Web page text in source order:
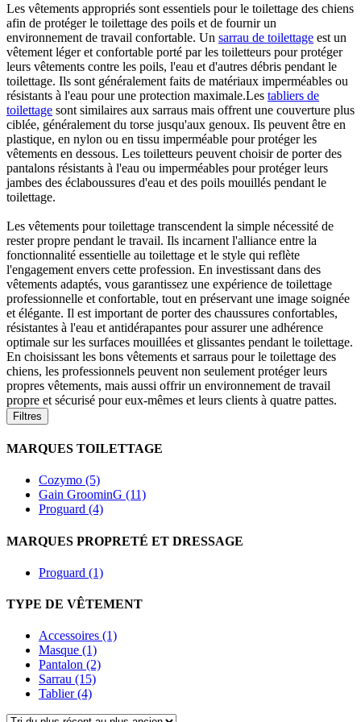
Les vêtements appropriés sont essentiels pour le toilettage des chiens
afin de protéger le toilettage des poils et de fournir un
environnement de travail confortable. Un sarrau de toilettage est un
vêtement léger et confortable porté par les toiletteurs pour protéger
leurs vêtements contre les poils, l'eau et d'autres débris pendant le
toilettage. Ils sont généralement faits de matériaux imperméables ou
résistants à l'eau pour une protection maximale.Les tabliers de
toilettage sont similaires aux sarraus mais offrent une couverture plus
ciblée, généralement du torse jusqu'aux genoux. Ils peuvent être en
plastique, en nylon ou en tissu imperméable pour protéger les
vêtements en dessous. Les toiletteurs peuvent choisir de porter des
pantalons résistants à l'eau ou imperméables pour protéger leurs
jambes des éclaboussures d'eau et des poils mouillés pendant le
toilettage.
Les vêtements pour toilettage transcendent la simple nécessité de
rester propre pendant le travail. Ils incarnent l'alliance entre la
fonctionnalité essentielle au toilettage et le style qui reflète
l'engagement envers cette profession. En investissant dans des
vêtements adaptés, vous garantissez une expérience de toilettage
professionnelle et confortable, tout en préservant une image soignée
et élégante. Il est important de porter des chaussures confortables,
résistantes à l'eau et antidérapantes pour assurer une adhérence
optimale sur les surfaces mouillées et glissantes pendant le toilettage.
En choisissant les bons vêtements et sarraus pour le toilettage des
chiens, les professionnels peuvent non seulement protéger leurs
propres vêtements, mais aussi offrir un environnement de travail
propre et sécurisé pour eux-mêmes et leurs clients à quatre pattes.
Filtres
MARQUES TOILETTAGE
Cozymo (5)
Gain GroominG (11)
Proguard (4)
MARQUES PROPRETÉ ET DRESSAGE
Proguard (1)
TYPE DE VÊTEMENT
Accessoires (1)
Masque (1)
Pantalon (2)
Sarrau (15)
Tablier (4)